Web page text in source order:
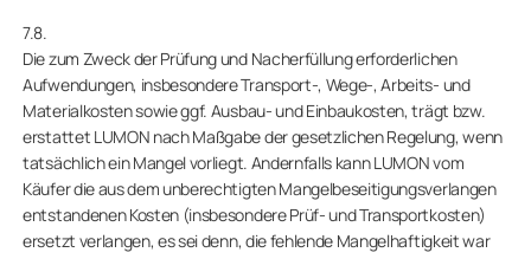
7.8.
Die zum Zweck der Prüfung und Nacherfüllung erforderlichen
Aufwendungen, insbesondere Transport-, Wege-, Arbeits- und
Materialkosten sowie ggf. Ausbau- und Einbaukosten, trägt bzw.
erstattet LUMON nach Maßgabe der gesetzlichen Regelung, wenn
tatsächlich ein Mangel vorliegt. Andernfalls kann LUMON vom
Käufer die aus dem unberechtigten Mangelbeseitigungsverlangen
entstandenen Kosten (insbesondere Prüf- und Transportkosten)
ersetzt verlangen, es sei denn, die fehlende Mangelhaftigkeit war